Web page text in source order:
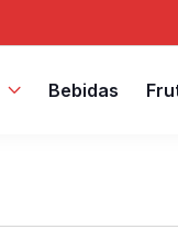
Bebidas